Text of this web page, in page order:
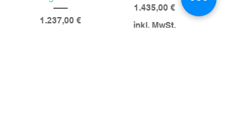
Preis
1.237,00 €
Preis
1.435,00 €
inkl. MwSt.